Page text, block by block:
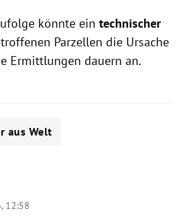
könnte ein technischer
Parzellen die Ursache
Ermittlungen dauern an.
aus Welt
12:58